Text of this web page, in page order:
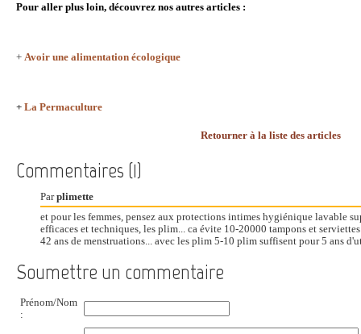
Pour aller plus loin, découvrez nos autres articles :
+ Avoir une alimentation écologique
+ La Permaculture
Retourner à la liste des articles
Commentaires (1)
Parplimette
et pour les femmes, pensez aux protections intimes hygiénique lavable
efficaces et techniques, les plim... ca évite 10-20000 tampons et
42 ans de menstruations... avec les plim 5-10 plim suffisent pour 5 ans
Soumettre un commentaire
Prénom/Nom
: